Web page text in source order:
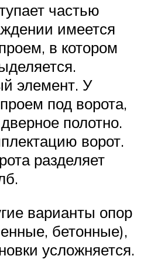
частью
имеется
в котором
элемент. У
под ворота,
полотно.
ворот.
разделяет
варианты опор
бетонные),
усложняется.